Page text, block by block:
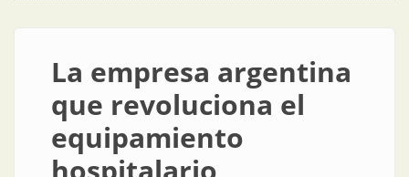
La empresa argentina
que revoluciona el
equipamiento